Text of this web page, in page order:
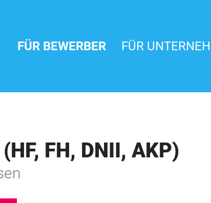
FÜR BEWERBER FÜR
FH, DNII, AKP)